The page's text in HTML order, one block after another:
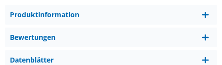
Produktinformation
Bewertungen
Datenblätter